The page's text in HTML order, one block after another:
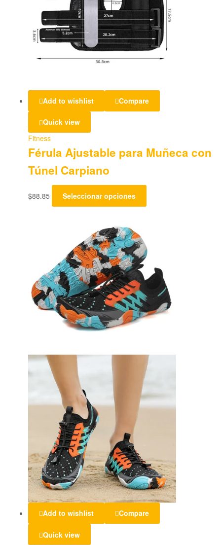
Add to wishlist Compare
Quick view
Fitness
Férula Ajustable para Muñeca con
Túnel Carpiano
$88.85 Seleccionar opciones
Add to wishlist Compare
Quick view